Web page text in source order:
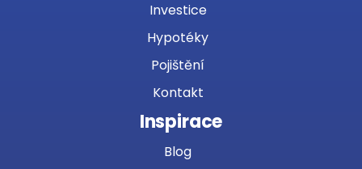
Investice
Hypotéky
Pojištění
Kontakt
Inspirace
Blog